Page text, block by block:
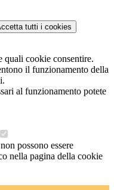
tutti i cookies
quali cookie consentire.
il funzionamento della
al funzionamento potete
possono essere
nella pagina della cookie